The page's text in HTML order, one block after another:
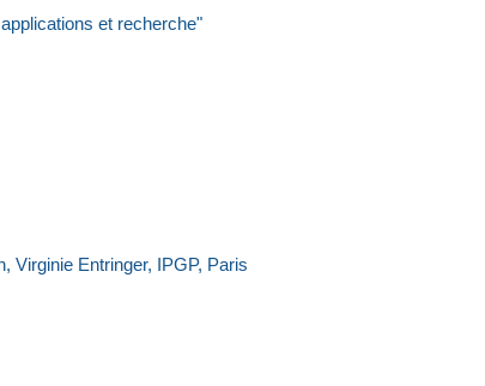
et recherche"
Virginie Entringer, IPGP, Paris